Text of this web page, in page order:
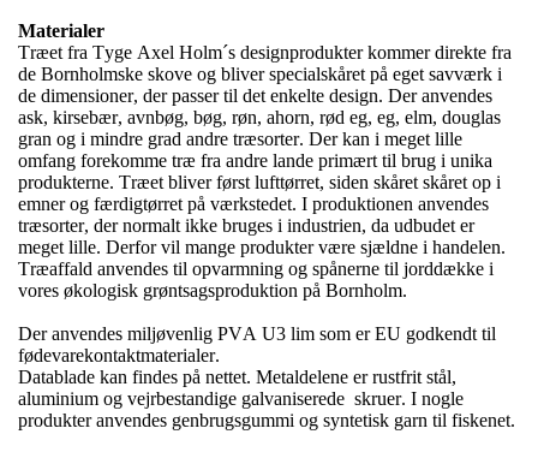
Materialer
Træet fra Tyge Axel Holm´s designprodukter kommer direkte fra
de Bornholmske skove og bliver specialskåret på eget savværk i
de dimensioner, der passer til det enkelte design. Der anvendes
ask, kirsebær, avnbøg, bøg, røn, ahorn, rød eg, eg, elm, douglas
gran og i mindre grad andre træsorter. Der kan i meget lille
omfang forekomme træ fra andre lande primært til brug i unika
produkterne. Træet bliver først lufttørret, siden skåret skåret op i
emner og færdigtørret på værkstedet. I produktionen anvendes
træsorter, der normalt ikke bruges i industrien, da udbudet er
meget lille. Derfor vil mange produkter være sjældne i handelen.
Træaffald anvendes til opvarmning og spånerne til jorddække i
vores økologisk grøntsagsproduktion på Bornholm.
Der anvendes miljøvenlig PVA U3 lim som er EU godkendt til
fødevarekontaktmaterialer.
Datablade kan findes på nettet. Metaldelene er rustfrit stål,
aluminium og vejrbestandige galvaniserede skruer. I nogle
produkter anvendes genbrugsgummi og syntetisk garn til fiskenet.